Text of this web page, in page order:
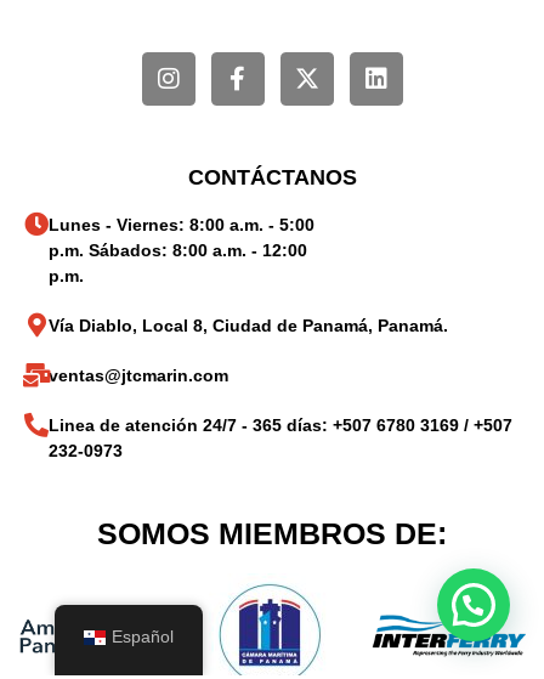
CONTÁCTANOS
Lunes - Viernes: 8:00 a.m. - 5:00
p.m. Sábados: 8:00 a.m. - 12:00
p.m.
Vía Diablo, Local 8, Ciudad de Panamá, Panamá.
ventas@jtcmarin.com
Linea de atención 24/7 - 365 días: +507 6780 3169 / +507
232-0973
SOMOS MIEMBROS DE:
Español